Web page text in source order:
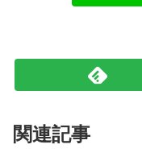
関連記事